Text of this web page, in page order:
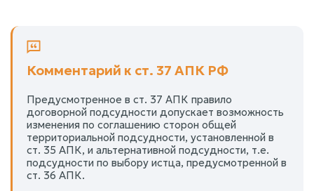
Комментарий к ст. 37 АПК РФ
Предусмотренное в ст. 37 АПК правило
договорной подсудности допускает возможность
изменения по соглашению сторон общей
территориальной подсудности, установленной в
ст. 35 АПК, и альтернативной подсудности, т.е.
подсудности по выбору истца, предусмотренной в
ст. 36 АПК.